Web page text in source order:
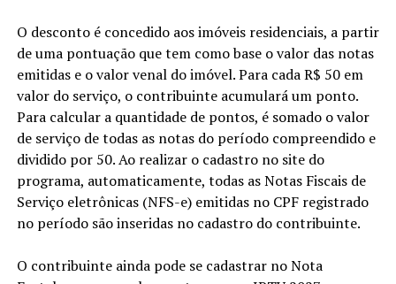
O desconto é concedido aos imóveis residenciais, a partir
de uma pontuação que tem como base o valor das notas
emitidas e o valor venal do imóvel. Para cada R$ 50 em
valor do serviço, o contribuinte acumulará um ponto.
Para calcular a quantidade de pontos, é somado o valor
de serviço de todas as notas do período compreendido e
dividido por 50. Ao realizar o cadastro no site do
programa, automaticamente, todas as Notas Fiscais de
Serviço eletrônicas (NFS-e) emitidas no CPF registrado
no período são inseridas no cadastro do contribuinte.
O contribuinte ainda pode se cadastrar no Nota